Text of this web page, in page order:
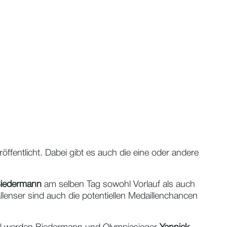
Dabei gibt es auch die eine oder andere
am selben Tag sowohl Vorlauf als auch
sind auch die potentiellen Medaillenchancen